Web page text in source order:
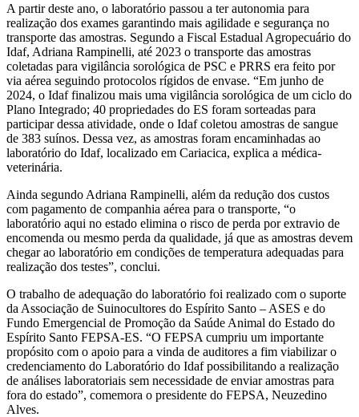
A partir deste ano, o laboratório passou a ter autonomia para
realização dos exames garantindo mais agilidade e segurança no
transporte das amostras. Segundo a Fiscal Estadual Agropecuário do
Idaf, Adriana Rampinelli, até 2023 o transporte das amostras
coletadas para vigilância sorológica de PSC e PRRS era feito por
via aérea seguindo protocolos rígidos de envase. “Em junho de
2024, o Idaf finalizou mais uma vigilância sorológica de um ciclo do
Plano Integrado; 40 propriedades do ES foram sorteadas para
participar dessa atividade, onde o Idaf coletou amostras de sangue
de 383 suínos. Dessa vez, as amostras foram encaminhadas ao
laboratório do Idaf, localizado em Cariacica, explica a médica-
veterinária.
Ainda segundo Adriana Rampinelli, além da redução dos custos
com pagamento de companhia aérea para o transporte, “o
laboratório aqui no estado elimina o risco de perda por extravio de
encomenda ou mesmo perda da qualidade, já que as amostras devem
chegar ao laboratório em condições de temperatura adequadas para
realização dos testes”, conclui.
O trabalho de adequação do laboratório foi realizado com o suporte
da Associação de Suinocultores do Espírito Santo – ASES e do
Fundo Emergencial de Promoção da Saúde Animal do Estado do
Espírito Santo FEPSA-ES. “O FEPSA cumpriu um importante
propósito com o apoio para a vinda de auditores a fim viabilizar o
credenciamento do Laboratório do Idaf possibilitando a realização
de análises laboratoriais sem necessidade de enviar amostras para
fora do estado”, comemora o presidente do FEPSA, Neuzedino
Alves.